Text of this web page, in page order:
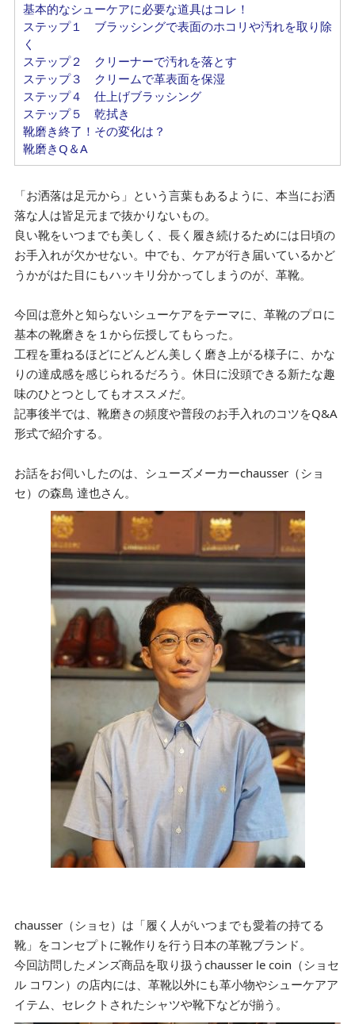
基本的なシューケアに必要な道具はコレ！
ステップ１ ブラッシングで表面のホコリや汚れを取り除
く
ステップ２ クリーナーで汚れを落とす
ステップ３ クリームで革表面を保湿
ステップ４ 仕上げブラッシング
ステップ５ 乾拭き
靴磨き終了！その変化は？
靴磨きQ＆A
「お洒落は足元から」という言葉もあるように、本当にお洒
落な人は皆足元まで抜かりないもの。
良い靴をいつまでも美しく、長く履き続けるためには日頃の
お手入れが欠かせない。中でも、ケアが行き届いているかど
うかがはた目にもハッキリ分かってしまうのが、革靴。
今回は意外と知らないシューケアをテーマに、革靴のプロに
基本の靴磨きを１から伝授してもらった。
工程を重ねるほどにどんどん美しく磨き上がる様子に、かな
りの達成感を感じられるだろう。休日に没頭できる新たな趣
味のひとつとしてもオススメだ。
記事後半では、靴磨きの頻度や普段のお手入れのコツをQ&A
形式で紹介する。
お話をお伺いしたのは、シューズメーカーchausser（ショ
セ）の森島 達也さん。
chausser（ショセ）は「履く人がいつまでも愛着の持てる
靴」をコンセプトに靴作りを行う日本の革靴ブランド。
今回訪問したメンズ商品を取り扱うchausser le coin（ショセ
ル コワン）の店内には、革靴以外にも革小物やシューケアア
イテム、セレクトされたシャツや靴下などが揃う。